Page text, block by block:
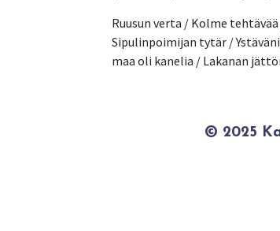
Ruusun verta / Kolme
Sipulinpoimijan tytär /
maa oli kanelia / Lakanan
© 2025